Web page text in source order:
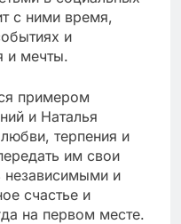
с ними время,
и
и мечты.
примером
и Наталья
терпения и
им свои
независимыми и
счастье и
на первом месте.